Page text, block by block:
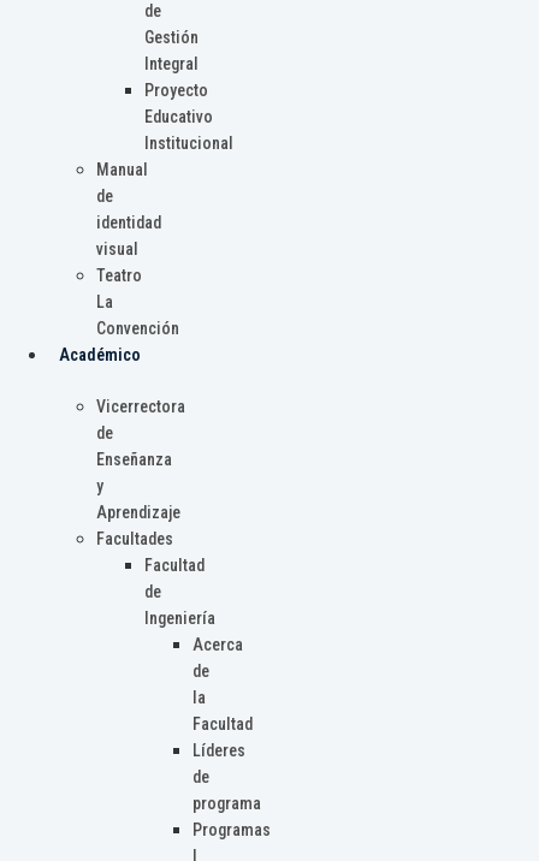
de
Gestión
Integral
Proyecto
Educativo
Institucional
Manual
de
identidad
visual
Teatro
La
Convención
Académico
Vicerrectora
de
Enseñanza
y
Aprendizaje
Facultades
Facultad
de
Ingeniería
Acerca
de
la
Facultad
Líderes
de
programa
Programas